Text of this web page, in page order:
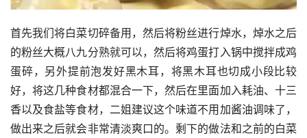
首先我们将白菜切碎备用，然后将粉丝进行焯水，焯水之后
的粉丝大概八九分熟就可以，然后将鸡蛋打入锅中搅拌成鸡
蛋碎，另外提前泡发好黑木耳，将黑木耳也切成小段比较
好，将这几种食材都混合一下，然后在里面加入耗油、十三
香以及食盐等食材，二姐建议这个味道不用加酱油调味了，
做出来之后就会非常清淡爽口的。剩下的做法和之前的白菜